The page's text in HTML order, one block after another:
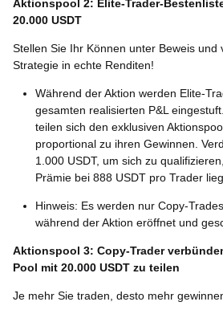
Aktionspool 2: Elite-Trader-
20.000 USDT
Stellen Sie Ihr Können unter Beweis und
Strategie in echte Renditen!
Während der Aktion werden Elite-
gesamten realisierten P&L
teilen sich den exklusiven
proportional zu ihren Gewinnen.
1.000 USDT, um sich zu
Prämie bei 888 USDT pro Trader
Hinweis: Es werden nur Copy-
während der Aktion eröffnet und
Aktionspool 3: Copy-Trader
Pool mit 20.000 USDT zu teilen
Je mehr Sie traden, desto mehr